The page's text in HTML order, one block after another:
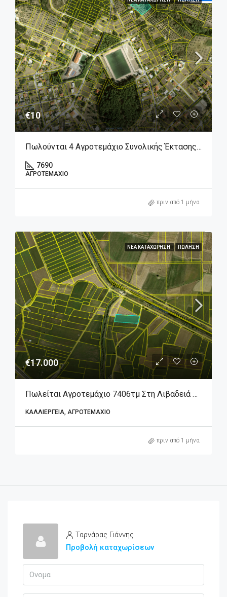
€10
Πωλούνται 4 Αγροτεμάχιο Συνολικής Έκτασης 7.690 Τμ. Στον Άγιο Γεώργιο Βοιωτίας.
7690
ΑΓΡΟΤΕΜΆΧΙΟ
πριν από 1 μήνα
ΝΈΑ ΚΑΤΑΧΏΡΗΣΗ ΠΏΛΗΣΗ
€17.000
Πωλείται Αγροτεμάχιο 7406τμ Στη Λιβαδειά Βοιωτίας
ΚΑΛΛΙΈΡΓΕΙΑ, ΑΓΡΟΤΕΜΆΧΙΟ
πριν από 1 μήνα
Ταρνάρας Γιάννης
Προβολή καταχωρίσεων